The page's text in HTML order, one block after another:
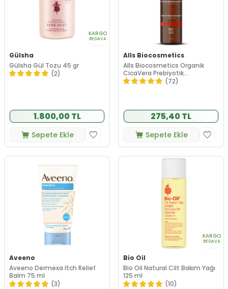
KARGO
BEDAVA
Gülsha
Gülsha Gül Tozu 45 gr
(2)
1.800,00 TL
Sepete Ekle
Alls Biocosmetics
Alls Biocosmetics Organik
CicaVera Prebiyotik
Temizleme Jeli 200 ml
(72)
275,40 TL
Sepete Ekle
Aveeno
Aveeno Dermexa Itch Relief
Balm 75 ml
(3)
KARGO
BEDAVA
Bio Oil
Bio Oil Natural Cilt Bakım Yağı
125 ml
(10)